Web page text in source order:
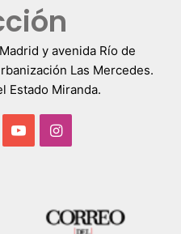
y avenida Río de
Las Mercedes.
Estado Miranda.
YouTubeInstagram